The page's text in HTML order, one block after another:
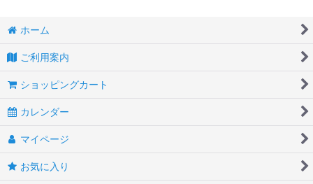
ホーム
ご利用案内
ショッピングカート
カレンダー
マイページ
お気に入り